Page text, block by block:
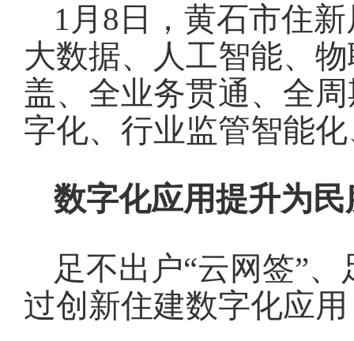
1月8日，黄石市住
大数据、人工智能、
盖、全业务贯通、全
字化、行业监管智能
数字化应用提升为
足不出户“云网签”
过创新住建数字化应